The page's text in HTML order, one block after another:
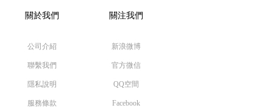
關於我們
公司介紹
聯繫我們
隱私說明
服務條款
關注我們
新浪微博
官方微信
QQ空間
Facebook